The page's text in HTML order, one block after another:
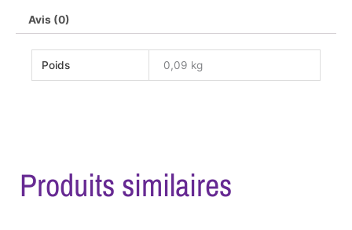
Avis (0)
Poids 0,09 kg
Produits similaires